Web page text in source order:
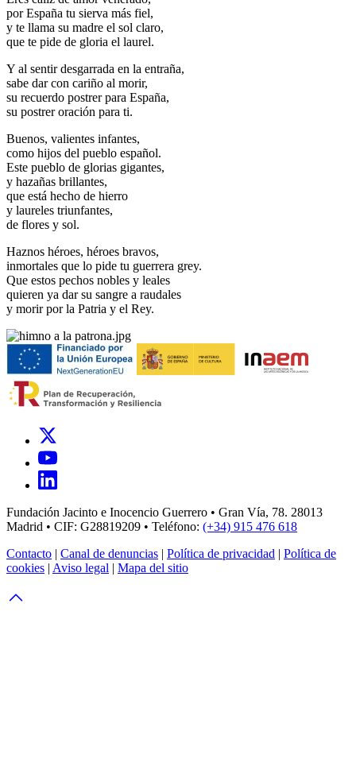
por España tu sierva más fiel,
y te llama su madre el sol claro,
que te pide de gloria el laurel.
Y al sentir desgarrada en la entraña,
sabe dar con cariño al morir,
su recuerdo postrer para España,
su postrer oración para ti.
Buenos, valientes infantes,
como hijos del pueblo español.
Este pueblo de glorias gigantes,
y hazañas brillantes,
que está hecho de hierro
y laureles triunfantes,
de flores y sol.
Haznos héroes, héroes bravos,
inmortales que lo pide tu guerrera grey.
Que estos pechos nobles y leales
quieren ya dar su sangre a raudales
y morir por la Patria y el Rey.
Fundación Jacinto e Inocencio Guerrero • Gran Vía, 78. 28013
Madrid • CIF: G28819209 • Teléfono: (+34) 915 476 618
Contacto | Canal de denuncias | Política de privacidad | Política de
cookies | Aviso legal | Mapa del sitio